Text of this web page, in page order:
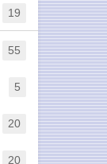
19
55
5
20
20